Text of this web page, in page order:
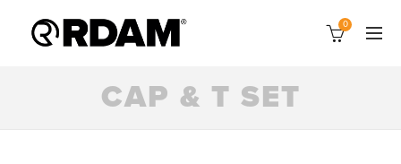
0
CAP & T SET